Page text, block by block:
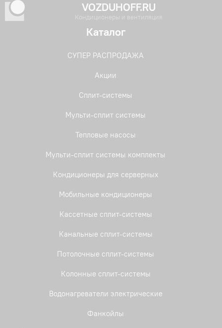
VOZDUHOFF.RU
Кондиционеры и вентиляция
Каталог
СУПЕР РАСПРОДАЖА
Акции
Сплит-системы
Мульти-сплит системы
Тепловые насосы
Мульти-сплит системы комплекты
Кондиционеры для серверных
Мобильные кондиционеры
Кассетные сплит-системы
Канальные сплит-системы
Потолочные сплит-системы
Колонные сплит-системы
Водонагреватели электрические
Фанкойлы